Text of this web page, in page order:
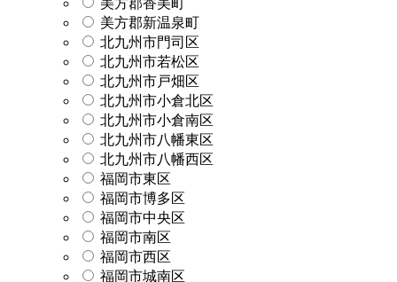
美方郡新温泉町
北九州市門司区
北九州市若松区
北九州市戸畑区
北九州市小倉北区
北九州市小倉南区
北九州市八幡東区
北九州市八幡西区
福岡市東区
福岡市博多区
福岡市中央区
福岡市南区
福岡市西区
福岡市城南区